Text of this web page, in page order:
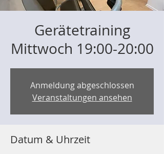
Gerätetraining
Mittwoch 19:00-20:00
Anmeldung abgeschlossen
Veranstaltungen ansehen
Datum & Uhrzeit